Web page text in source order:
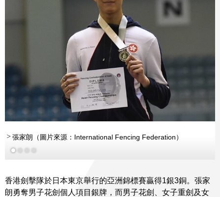
張家朗（圖片來源：International Fencing Federation）
香港劍擊隊於日本東京舉行的亞洲錦標賽贏得1銀3銅。張家
朗勇奪男子花劍個人項目銀牌，而男子花劍、女子重劍及女